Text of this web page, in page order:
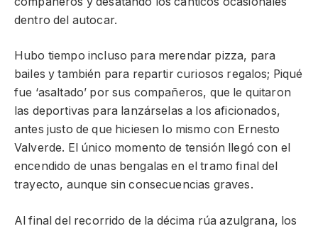
dentro del autocar.
Hubo tiempo incluso para merendar pizza, para
bailes y también para repartir curiosos regalos; Piqué
fue ‘asaltado’ por sus compañeros, que le quitaron
las deportivas para lanzárselas a los aficionados,
antes justo de que hiciesen lo mismo con Ernesto
Valverde. El único momento de tensión llegó con el
encendido de unas bengalas en el tramo final del
trayecto, aunque sin consecuencias graves.
Al final del recorrido de la décima rúa azulgrana, los